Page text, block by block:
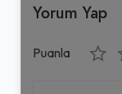
Yorum Yap
Puanla